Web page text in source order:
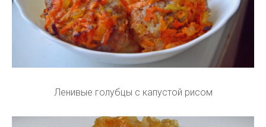
Ленивые голубцы с капустой рисом